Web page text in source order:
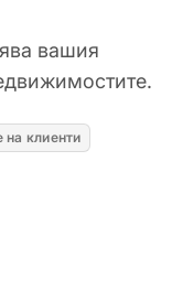
вашия
клиенти